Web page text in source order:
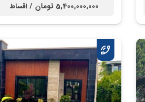
5,400,000,000 تومان / اقساط